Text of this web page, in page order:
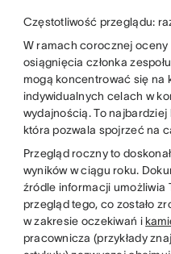
Częstotliwość przeglądu:
W ramach corocznej
osiągnięcia członka
mogą koncentrować się
indywidualnych celach w
wydajnością. To
która pozwala spojrzeć na
Przegląd roczny to
wyników w ciągu roku.
źródle informacji umożliwia
przegląd tego, co zostało
w zakresie oczekiwań i
pracownicza (przykłady